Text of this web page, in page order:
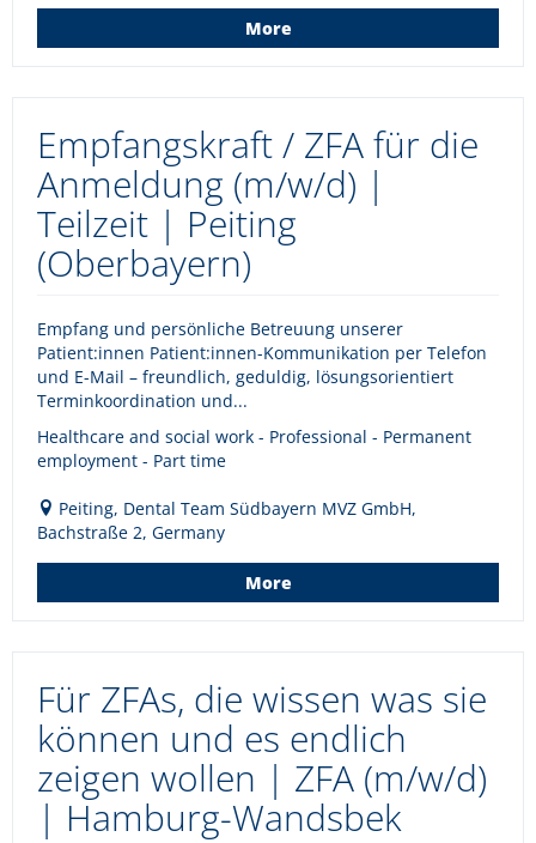
More
Empfangskraft / ZFA für die
Anmeldung (m/w/d) |
Teilzeit | Peiting
(Oberbayern)
Empfang und persönliche Betreuung unserer
Patient:innen Patient:innen-Kommunikation per Telefon
und E-Mail – freundlich, geduldig, lösungsorientiert
Terminkoordination und...
Healthcare and social work - Professional - Permanent
employment - Part time
Peiting, Dental Team Südbayern MVZ GmbH,
Bachstraße 2, Germany
More
Für ZFAs, die wissen was sie
können und es endlich
zeigen wollen | ZFA (m/w/d)
| Hamburg-Wandsbek